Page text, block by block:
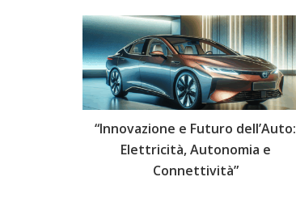
“Innovazione e Futuro dell’Auto:
Elettricità, Autonomia e
Connettività”